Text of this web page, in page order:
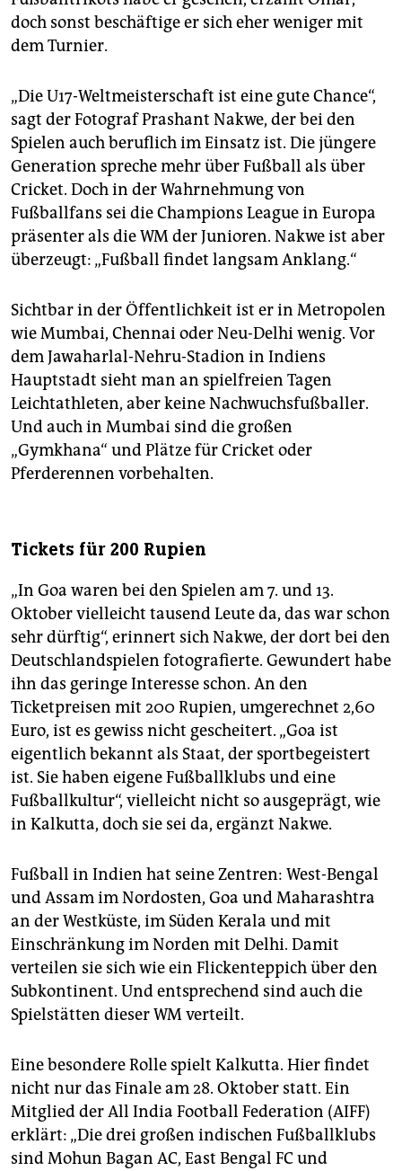
doch sonst beschäftige er sich eher weniger mit
dem Turnier.
„Die U17-Weltmeisterschaft ist eine gute Chance“,
sagt der Fotograf Prashant Nakwe, der bei den
Spielen auch beruflich im Einsatz ist. Die jüngere
Generation spreche mehr über Fußball als über
Cricket. Doch in der Wahrnehmung von
Fußballfans sei die Champions League in Europa
präsenter als die WM der Junioren. Nakwe ist aber
überzeugt: „Fußball findet langsam Anklang.“
Sichtbar in der Öffentlichkeit ist er in Metropolen
wie Mumbai, Chennai oder Neu-Delhi wenig. Vor
dem Jawaharlal-Nehru-Stadion in Indiens
Hauptstadt sieht man an spielfreien Tagen
Leichtathleten, aber keine Nachwuchsfußballer.
Und auch in Mumbai sind die großen
„Gymkhana“ und Plätze für Cricket oder
Pferderennen vorbehalten.
Tickets für 200 Rupien
„In Goa waren bei den Spielen am 7. und 13.
Oktober vielleicht tausend Leute da, das war schon
sehr dürftig“, erinnert sich Nakwe, der dort bei den
Deutschlandspielen fotografierte. Gewundert habe
ihn das geringe Interesse schon. An den
Ticketpreisen mit 200 Rupien, umgerechnet 2,60
Euro, ist es gewiss nicht gescheitert. „Goa ist
eigentlich bekannt als Staat, der sportbegeistert
ist. Sie haben eigene Fußballklubs und eine
Fußballkultur“, vielleicht nicht so ausgeprägt, wie
in Kalkutta, doch sie sei da, ergänzt Nakwe.
Fußball in Indien hat seine Zentren: West-Bengal
und Assam im Nordosten, Goa und Maharashtra
an der Westküste, im Süden Kerala und mit
Einschränkung im Norden mit Delhi. Damit
verteilen sie sich wie ein Flickenteppich über den
Subkontinent. Und entsprechend sind auch die
Spielstätten dieser WM verteilt.
Eine besondere Rolle spielt Kalkutta. Hier findet
nicht nur das Finale am 28. Oktober statt. Ein
Mitglied der All India Football Federation (AIFF)
erklärt: „Die drei großen indischen Fußballklubs
sind Mohun Bagan AC, East Bengal FC und